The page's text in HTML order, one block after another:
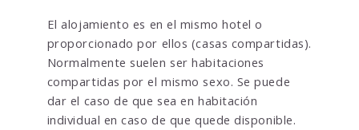
El alojamiento es en el mismo hotel o
proporcionado por ellos (casas compartidas).
Normalmente suelen ser habitaciones
compartidas por el mismo sexo. Se puede
dar el caso de que sea en habitación
individual en caso de que quede disponible.